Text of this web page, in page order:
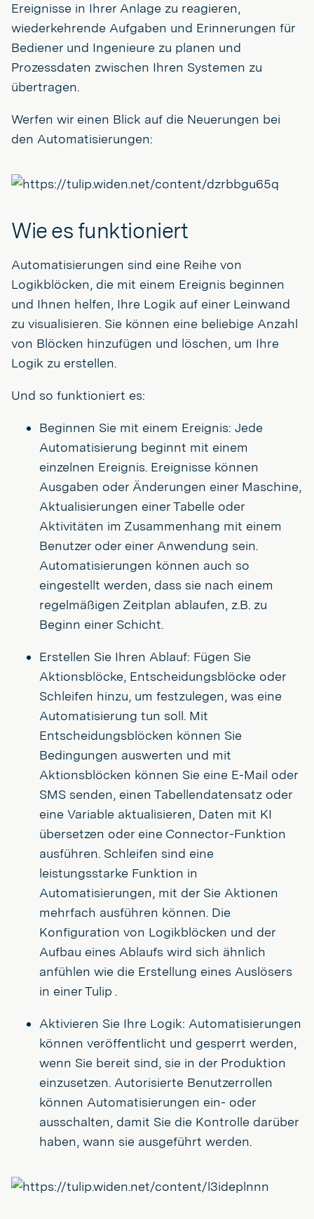
Ereignisse in Ihrer Anlage zu reagieren,
wiederkehrende Aufgaben und Erinnerungen für
Bediener und Ingenieure zu planen und
Prozessdaten zwischen Ihren Systemen zu
übertragen.
Werfen wir einen Blick auf die Neuerungen bei
den Automatisierungen:
Wie es funktioniert
Automatisierungen sind eine Reihe von
Logikblöcken, die mit einem Ereignis beginnen
und Ihnen helfen, Ihre Logik auf einer Leinwand
zu visualisieren. Sie können eine beliebige Anzahl
von Blöcken hinzufügen und löschen, um Ihre
Logik zu erstellen.
Und so funktioniert es:
Beginnen Sie mit einem Ereignis: Jede
Automatisierung beginnt mit einem
einzelnen Ereignis. Ereignisse können
Ausgaben oder Änderungen einer Maschine,
Aktualisierungen einer Tabelle oder
Aktivitäten im Zusammenhang mit einem
Benutzer oder einer Anwendung sein.
Automatisierungen können auch so
eingestellt werden, dass sie nach einem
regelmäßigen Zeitplan ablaufen, z.B. zu
Beginn einer Schicht.
Erstellen Sie Ihren Ablauf: Fügen Sie
Aktionsblöcke, Entscheidungsblöcke oder
Schleifen hinzu, um festzulegen, was eine
Automatisierung tun soll. Mit
Entscheidungsblöcken können Sie
Bedingungen auswerten und mit
Aktionsblöcken können Sie eine E-Mail oder
SMS senden, einen Tabellendatensatz oder
eine Variable aktualisieren, Daten mit KI
übersetzen oder eine Connector-Funktion
ausführen. Schleifen sind eine
leistungsstarke Funktion in
Automatisierungen, mit der Sie Aktionen
mehrfach ausführen können. Die
Konfiguration von Logikblöcken und der
Aufbau eines Ablaufs wird sich ähnlich
anfühlen wie die Erstellung eines Auslösers
in einer Tulip .
Aktivieren Sie Ihre Logik: Automatisierungen
können veröffentlicht und gesperrt werden,
wenn Sie bereit sind, sie in der Produktion
einzusetzen. Autorisierte Benutzerrollen
können Automatisierungen ein- oder
ausschalten, damit Sie die Kontrolle darüber
haben, wann sie ausgeführt werden.